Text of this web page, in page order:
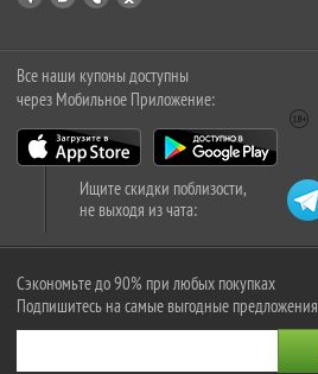
Все наши купоны доступны
через Мобильное Приложение:
Ищите скидки поблизости,
не выходя из чата:
Сэкономьте до 90% при любых покупках
Подпишитесь на самые выгодные предложения